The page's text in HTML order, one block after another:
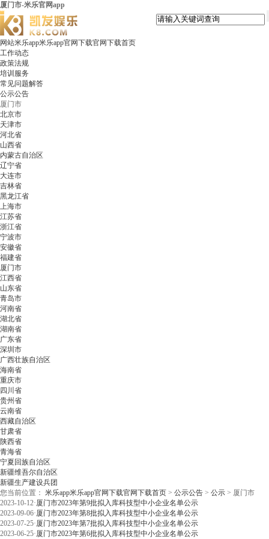
厦门市-米乐官网app
网站米乐app米乐app官网下载官网下载首页
工作动态
政策法规
培训服务
常见问题解答
公示公告
厦门市
北京市
天津市
河北省
山西省
内蒙古自治区
辽宁省
大连市
吉林省
黑龙江省
上海市
江苏省
浙江省
宁波市
安徽省
福建省
厦门市
江西省
山东省
青岛市
河南省
湖北省
湖南省
广东省
深圳市
广西壮族自治区
海南省
重庆市
四川省
贵州省
云南省
西藏自治区
甘肃省
陕西省
青海省
宁夏回族自治区
新疆维吾尔自治区
新疆生产建设兵团
您当前位置： 米乐app米乐app官网下载官网下载首页 > 公示公告 > 公示 > 厦门市
2023-10-12·厦门市2023年第9批拟入库科技型中小企业名单公示
2023-09-06·厦门市2023年第8批拟入库科技型中小企业名单公示
2023-07-25·厦门市2023年第7批拟入库科技型中小企业名单公示
2023-06-25·厦门市2023年第6批拟入库科技型中小企业名单公示